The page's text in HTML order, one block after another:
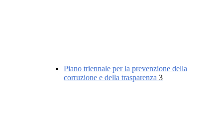
Piano triennale per la prevenzione della
corruzione e della trasparenza 3